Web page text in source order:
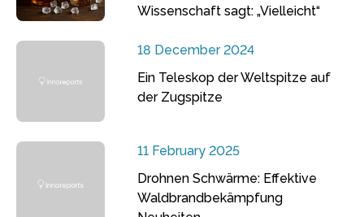
Wissenschaft sagt: „Vielleicht“
18 December 2024
Ein Teleskop der Weltspitze auf
der Zugspitze
11 February 2025
Drohnen Schwärme: Effektive
Waldbrandbekämpfung